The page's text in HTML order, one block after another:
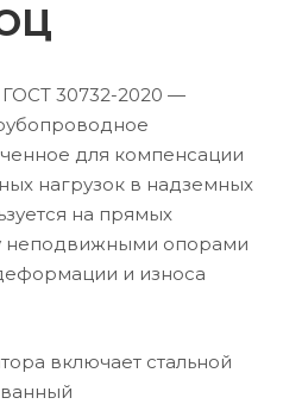
30732-2020 —
для компенсации
нагрузок в надземных
на прямых
неподвижными опорами
и износа
включает стальной